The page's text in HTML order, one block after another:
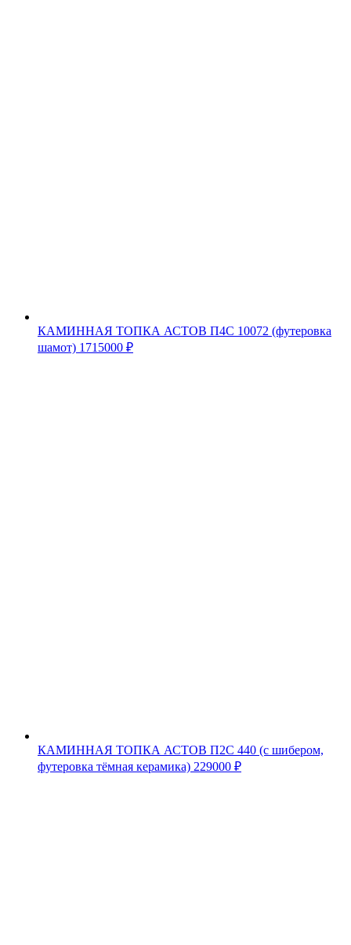
КАМИННАЯ ТОПКА АСТОВ П4С 10072 (футеровка
шамот) 1715000 ₽
КАМИННАЯ ТОПКА АСТОВ П2С 440 (с шибером,
футеровка тёмная керамика) 229000 ₽